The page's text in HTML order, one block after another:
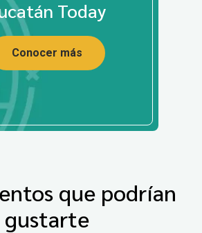
Today
Conocer más
que podrían
gustarte